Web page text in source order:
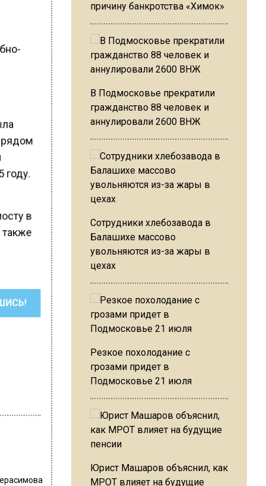
рядом
в
причину банкротства «Химок»
В Подмосковье прекратили
гражданство 88 человек и
аннулировали 2600 ВНЖ
Сотрудники хлебозавода в
Балашихе массово
увольняются из-за жары в
цехах
Резкое похолодание с
грозами придет в
Подмосковье 21 июля
Юрист Машаров объяснил, как
МРОТ влияет на будущие